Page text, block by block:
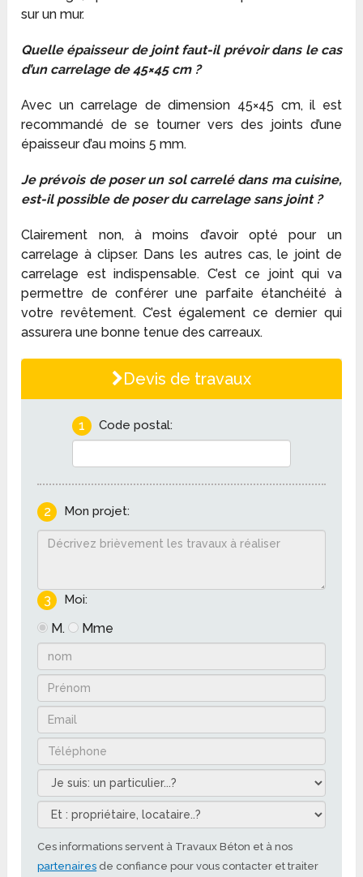
sur un mur.
Quelle épaisseur de joint faut-il prévoir dans le cas
d’un carrelage de 45×45 cm ?
Avec un carrelage de dimension 45×45 cm, il est
recommandé de se tourner vers des joints d’une
épaisseur d’au moins 5 mm.
Je prévois de poser un sol carrelé dans ma cuisine,
est-il possible de poser du carrelage sans joint ?
Clairement non, à moins d’avoir opté pour un
carrelage à clipser. Dans les autres cas, le joint de
carrelage est indispensable. C’est ce joint qui va
permettre de conférer une parfaite étanchéité à
votre revêtement. C’est également ce dernier qui
assurera une bonne tenue des carreaux.
Devis de travaux
1 Code postal:
2 Mon projet:
3 Moi:
M. Mme
Ces informations servent à Travaux Béton et à nos
partenaires de confiance pour vous contacter et traiter